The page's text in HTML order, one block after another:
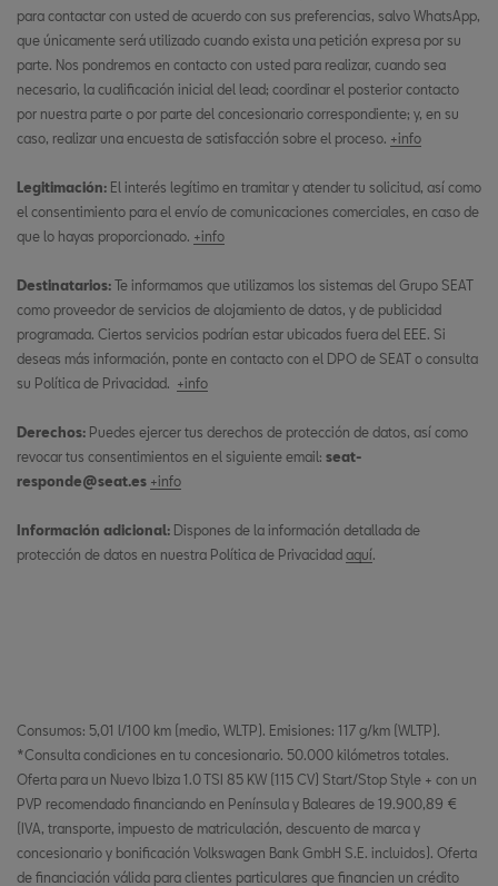
para contactar con usted de acuerdo con sus preferencias, salvo WhatsApp,
que únicamente será utilizado cuando exista una petición expresa por su
parte. Nos pondremos en contacto con usted para realizar, cuando sea
necesario, la cualificación inicial del lead; coordinar el posterior contacto
por nuestra parte o por parte del concesionario correspondiente; y, en su
caso, realizar una encuesta de satisfacción sobre el proceso. +info
Legitimación: El interés legítimo en tramitar y atender tu solicitud, así como
el consentimiento para el envío de comunicaciones comerciales, en caso de
que lo hayas proporcionado. +info
Destinatarios: Te informamos que utilizamos los sistemas del Grupo SEAT
como proveedor de servicios de alojamiento de datos, y de publicidad
programada. Ciertos servicios podrían estar ubicados fuera del EEE. Si
deseas más información, ponte en contacto con el DPO de SEAT o consulta
su Política de Privacidad. +info
Derechos: Puedes ejercer tus derechos de protección de datos, así como
revocar tus consentimientos en el siguiente email: seat-
responde@seat.es +info
Información adicional: Dispones de la información detallada de
protección de datos en nuestra Política de Privacidad aquí
Consumos: 5,01 l/100 km (medio, WLTP). Emisiones: 117 g/km (WLTP).
*Consulta condiciones en tu concesionario. 50.000 kilómetros totales.
Oferta para un Nuevo Ibiza 1.0 TSI 85 KW (115 CV) Start/Stop Style + con un
PVP recomendado financiando en Península y Baleares de 19.900,89 €
(IVA, transporte, impuesto de matriculación, descuento de marca y
concesionario y bonificación Volkswagen Bank GmbH S.E. incluidos). Oferta
de financiación válida para clientes particulares que financien un crédito